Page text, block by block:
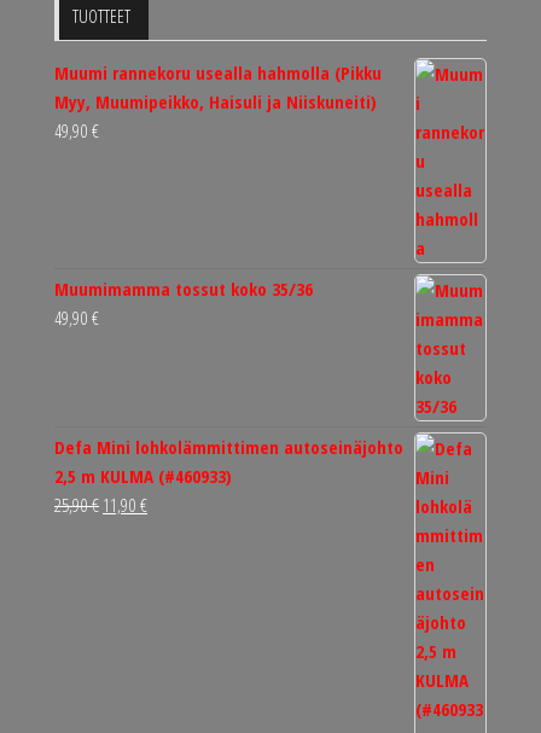
TUOTTEET
Muumi rannekoru usealla hahmolla (Pikku
Myy, Muumipeikko, Haisuli ja Niiskuneiti)
49,90 €
Muumimamma tossut koko 35/36
49,90 €
Defa Mini lohkolämmittimen autoseinäjohto
2,5 m KULMA (#460933)
25,90€ Alkuperäinen
11,90 €Nykyinen